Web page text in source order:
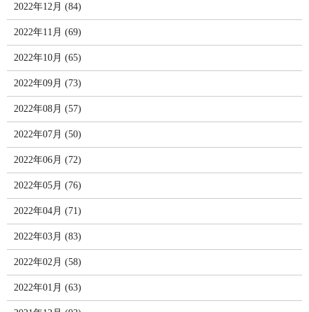
2022年12月 (84)
2022年11月 (69)
2022年10月 (65)
2022年09月 (73)
2022年08月 (57)
2022年07月 (50)
2022年06月 (72)
2022年05月 (76)
2022年04月 (71)
2022年03月 (83)
2022年02月 (58)
2022年01月 (63)